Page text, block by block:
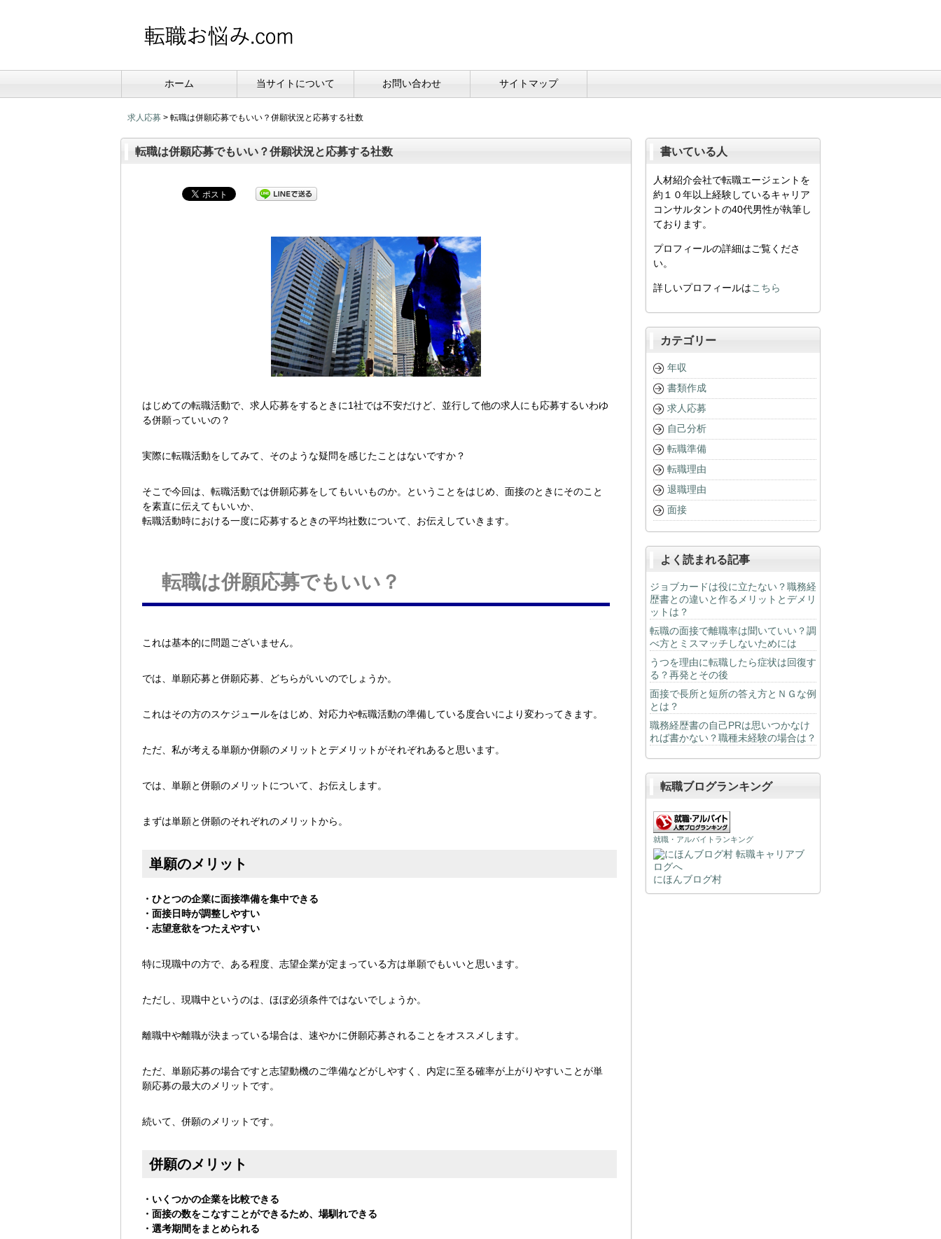
ホーム 当サイトについて お問い合わせ サイトマップ
求人応募 > 転職は併願応募でもいい？併願状況と応募する社数
転職は併願応募でもいい？併願状況と応募する社数
はじめての転職活動で、求人応募をするときに1社では不安だけど、並行して他の求人にも応募するいわゆ
る併願っていいの？
実際に転職活動をしてみて、そのような疑問を感じたことはないですか？
そこで今回は、転職活動では併願応募をしてもいいものか。ということをはじめ、面接のときにそのこと
を素直に伝えてもいいか、
転職活動時における一度に応募するときの平均社数について、お伝えしていきます。
転職は併願応募でもいい？
これは基本的に問題ございません。
では、単願応募と併願応募、どちらがいいのでしょうか。
これはその方のスケジュールをはじめ、対応力や転職活動の準備している度合いにより変わってきます。
ただ、私が考える単願か併願のメリットとデメリットがそれぞれあると思います。
では、単願と併願のメリットについて、お伝えします。
まずは単願と併願のそれぞれのメリットから。
単願のメリット
・ひとつの企業に面接準備を集中できる
・面接日時が調整しやすい
・志望意欲をつたえやすい
特に現職中の方で、ある程度、志望企業が定まっている方は単願でもいいと思います。
ただし、現職中というのは、ほぼ必須条件ではないでしょうか。
離職中や離職が決まっている場合は、速やかに併願応募されることをオススメします。
ただ、単願応募の場合ですと志望動機のご準備などがしやすく、内定に至る確率が上がりやすいことが単
願応募の最大のメリットです。
続いて、併願のメリットです。
併願のメリット
・いくつかの企業を比較できる
・面接の数をこなすことができるため、場馴れできる
・選考期間をまとめられる
書いている人
人材紹介会社で転職エージェントを
約１０年以上経験しているキャリア
コンサルタントの40代男性が執筆し
ております。
プロフィールの詳細はご覧くださ
い。
詳しいプロフィールはこちら
カテゴリー
年収
書類作成
求人応募
自己分析
転職準備
転職理由
退職理由
面接
よく読まれる記事
ジョブカードは役に立たない？職務経
歴書との違いと作るメリットとデメリ
ットは？
転職の面接で離職率は聞いていい？調
べ方とミスマッチしないためには
うつを理由に転職したら症状は回復す
る？再発とその後
面接で長所と短所の答え方とＮＧな例
とは？
職務経歴書の自己PRは思いつかなけ
れば書かない？職種未経験の場合は？
転職ブログランキング
就職・アルバイトランキング
にほんブログ村